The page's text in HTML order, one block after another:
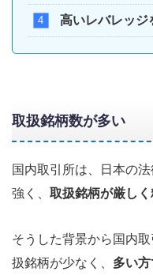
高いレバレッジ
取扱銘柄数が多い
国内取引所は、日本の
強く、 取扱銘柄が厳し
そうした背景から国内
扱銘柄が少なく、 多い